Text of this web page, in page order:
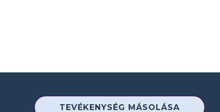
TEVÉKENYSÉG MÁSOLÁSA